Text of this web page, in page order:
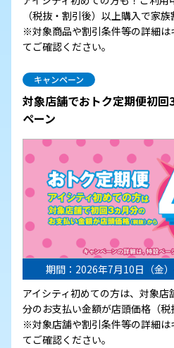
（税抜・割引後）以上購入で家族
※対象商品や割引条件等の詳細は
てご確認ください。
キャンペーン
対象店舗でおトク定期便初
ペーン
期間：2026年7月10日（金
アイシティ初めての方は、対象
分のお支払い金額が店頭価格（税
※対象店舗や割引条件等の詳細は
てご確認ください。